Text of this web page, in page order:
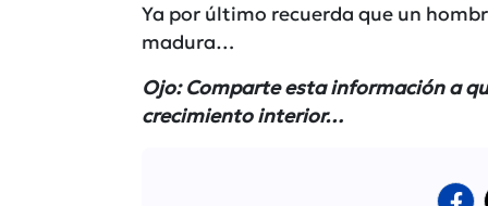
Ya por último recuerda que un
madura…
Ojo: Comparte esta información a
crecimiento interior…